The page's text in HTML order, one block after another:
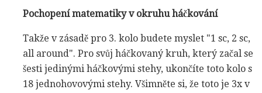
Pochopení matematiky v okruhu háčkování
Takže v zásadě pro 3. kolo budete myslet "1 sc, 2 sc,
all around". Pro svůj háčkovaný kruh, který začal se
šesti jedinými háčkovými stehy, ukončíte toto kolo s
18 jednohovovými stehy. Všimněte si, že toto je 3x v